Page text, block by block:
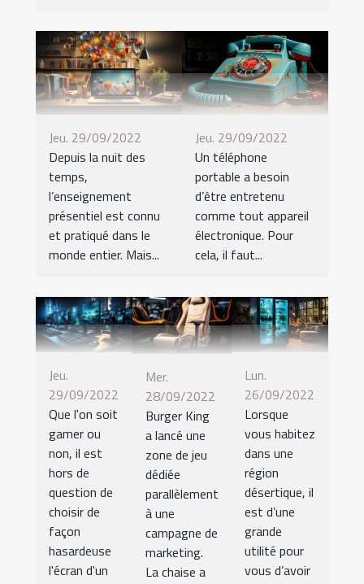
Jeu. 29/09/2022
Depuis la nuit des
temps,
l’enseignement
présentiel est connu
et pratiqué dans le
monde entier. Mais...
Jeu. 29/09/2022
Un téléphone
portable a besoin
d’être entretenu
comme tout appareil
électronique. Pour
cela, il faut...
Jeu.
29/09/2022
Que l'on soit
gamer ou
non, il est
hors de
question de
choisir de
façon
hasardeuse
l'écran d'un
Mer.
28/09/2022
Burger King
a lancé une
zone de jeu
dédiée
parallèlement
à une
campagne de
marketing.
La chaise a
Lun.
26/09/2022
Lorsque
vous habitez
dans une
région
désertique, il
est d’une
grande
utilité pour
vous d’avoir